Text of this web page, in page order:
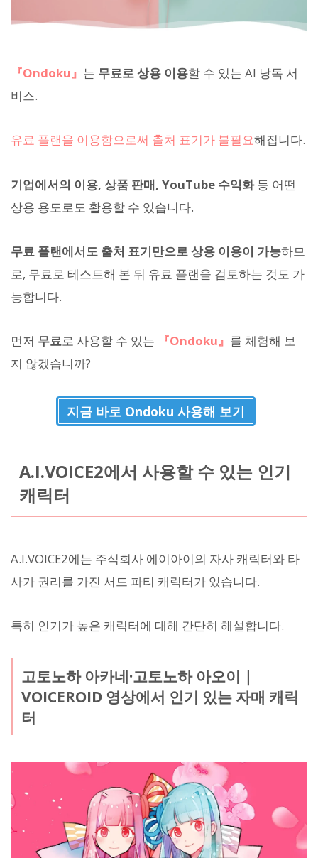
『Ondoku』 는 무료로 상용 이용할 수 있는 AI 낭독 서
비스.
유료 플랜을 이용함으로써 출처 표기가 불필요해집니다.
기업에서의 이용, 상품 판매, YouTube 수익화등 어떤
상용 용도로도 활용할 수 있습니다.
무료 플랜에서도 출처 표기만으로 상용 이용이 가능하므
로, 무료로 테스트해 본 뒤 유료 플랜을 검토하는 것도 가
능합니다.
먼저 무료로 사용할 수 있는 『Ondoku』 를 체험해 보
지 않겠습니까?
지금 바로 Ondoku 사용해 보기
A.I.VOICE2에서 사용할 수 있는 인기
캐릭터
A.I.VOICE2에는 주식회사 에이아이의 자사 캐릭터와 타
사가 권리를 가진 서드 파티 캐릭터가 있습니다.
특히 인기가 높은 캐릭터에 대해 간단히 해설합니다.
고토노하 아카네·고토노하 아오이｜
VOICEROID 영상에서 인기 있는 자매 캐릭
터